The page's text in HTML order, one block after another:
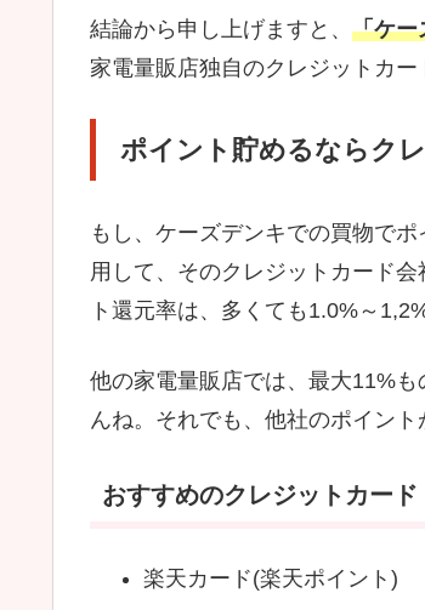
結論から申し上げますと、 「ケー
家電量販店独自のクレジットカー
ポイント貯めるならク
もし、ケーズデンキでの買物で
用して、そのクレジットカード
ト還元率は、多くても1.0%～
他の家電量販店では、最大11%
んね。それでも、他社のポイン
おすすめのクレジットカード
楽天カード(楽天ポイント)